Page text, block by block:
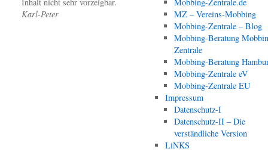
Karl-Peter
MZ – Vereins-Mobbing
Mobbing-Zentrale – Blog
Mobbing-Beratung
Zentrale
Mobbing-Beratung
Mobbing-Zentrale eV
Mobbing-Zentrale EU
Impressum
Datenschutz-I
Datenschutz-II – Die
verständliche Version
LiNKS